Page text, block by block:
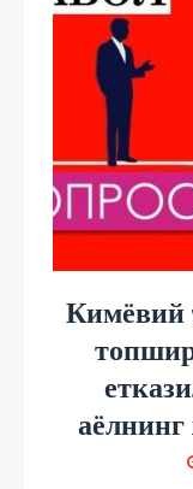
Кимёвий